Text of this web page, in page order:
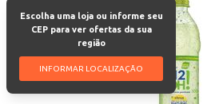
Escolha uma loja ou informe seu
CEP para ver ofertas da sua
região
INFORMAR LOCALIZAÇÃO